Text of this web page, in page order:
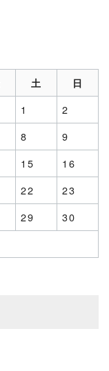
土 日
1
2
8
9
15
16
22
23
29
30